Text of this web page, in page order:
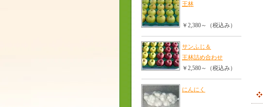
王林
￥2,380～（税込み）
サンふじ＆
王林詰め合わせ
￥2,580～（税込み）
にんにく